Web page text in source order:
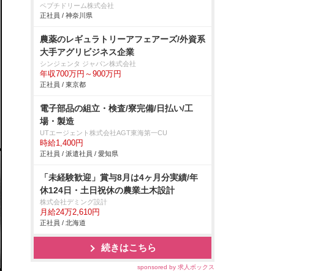
ペプチドリーム株式会社
正社員 / 神奈川県
農薬のレギュラトリーアフェアーズ/外資系
大手アグリビジネス企業
シンジェンタ ジャパン株式会社
年収700万円～900万円
正社員 / 東京都
電子部品の組立・検査/寮完備/日払い/工
場・製造
UTエージェント株式会社AGT東海第一CU
時給1,400円
正社員 / 派遣社員 / 愛知県
「未経験歓迎」賞与8月は4ヶ月分実績/年
休124日・土日祝休の農業土木設計
株式会社デミング設計
月給24万2,610円
正社員 / 北海道
続きはこちら
sponsored by 求人ボックス